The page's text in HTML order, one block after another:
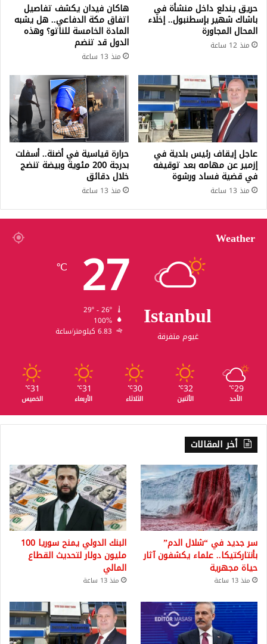
حريق يندلع داخل منشأة في
باشاك شهير بإسطنبول.. إخلاء
المحال المجاورة
منذ 12 ساعة
هاكان فيدان يكشف تفاصيل
اتفاق مكة الدفاعي.. هل يشبه
المادة الخامسة للناتو؟ وهذه
الدول قد تنضم
منذ 13 ساعة
عاجل إيقاف رئيس بلدية في
إزمير عن مهامه بعد توقيفه
في قضية فساد ورشوة
منذ 13 ساعة
حرارة قياسية في أضنة.. أسفلت
بدرجة 200 مئوية وبيضة تنضج
خلال دقائق
منذ 13 ساعة
Weather
Istanbul
غيوم متفرقة
27
℃
100%
6.83 كيلومتر/ساعة
29
℃
الأحد
32
℃
الأثنين
30
℃
الثلاثاء
31
℃
الأربعاء
31
℃
الخميس
أخر المقالات
سر جديد في “شلال الدم”
بأنتاركتيكا.. علماء يكشفون آثار
حياة مجهرية
منذ 13 ساعة
البنك الدولي يمنح سوريا 100
مليون دولار لتحديث القطاع
المالي
منذ 13 ساعة